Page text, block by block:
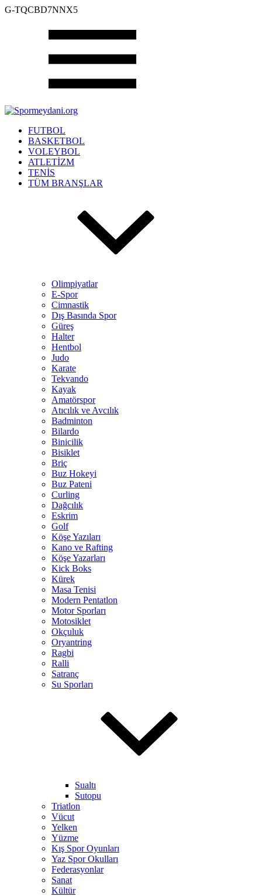
G-TQCBD7NNX5
FUTBOL
BASKETBOL
VOLEYBOL
ATLETİZM
TENİS
TÜM BRANŞLAR
Olimpiyatlar
E-Spor
Cimnastik
Dış Basında Spor
Güreş
Halter
Hentbol
Judo
Karate
Tekvando
Kayak
Amatörspor
Atıcılık ve Avcılık
Badminton
Bilardo
Binicilik
Bisiklet
Briç
Buz Hokeyi
Buz Pateni
Curling
Dağcılık
Eskrim
Golf
Köşe Yazıları
Kano ve Rafting
Köşe Yazarları
Kick Boks
Kürek
Masa Tenisi
Modern Pentatlon
Motor Sporları
Motosiklet
Okçuluk
Oryantring
Ragbi
Ralli
Satranç
Su Sporları
Sualtı
Sutopu
Triatlon
Vücut
Yelken
Yüzme
Kış Spor Oyunları
Yaz Spor Okulları
Federasyonlar
Sanat
Kültür